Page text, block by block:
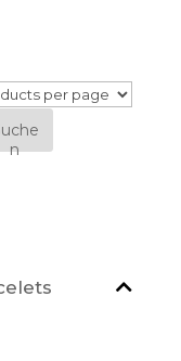
n